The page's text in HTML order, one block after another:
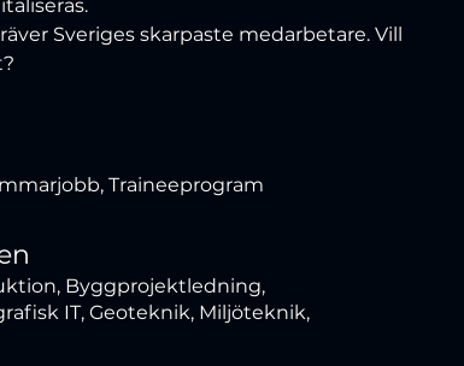
Sveriges skarpaste medarbetare. Vill
Traineeprogram
Byggprojektledning,
IT, Geoteknik, Miljöteknik,